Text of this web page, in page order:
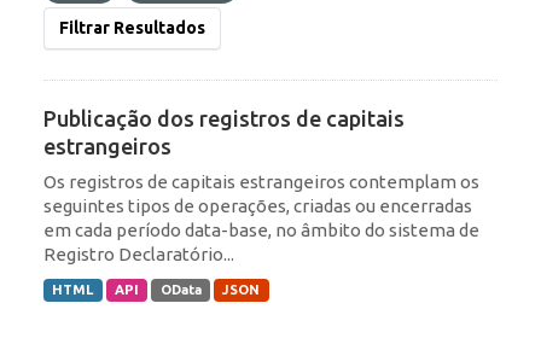
Filtrar Resultados
Publicação dos registros de capitais
estrangeiros
Os registros de capitais estrangeiros contemplam os
seguintes tipos de operações, criadas ou encerradas
em cada período data-base, no âmbito do sistema de
Registro Declaratório...
HTML API OData JSON